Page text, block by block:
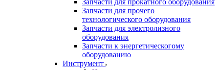
Запчасти для прокатного оборудования
Запчасти для прочего
технологического оборудования
Запчасти для электролизного
оборудования
Запчасти к энергетическогому
оборудованию
Инструмент